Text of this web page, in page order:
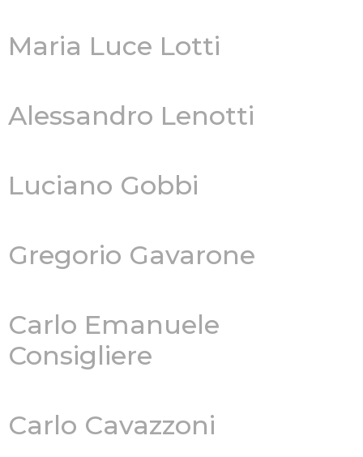
Maria Luce Lotti
Alessandro Lenotti
Luciano Gobbi
Gregorio Gavarone
Carlo Emanuele
Consigliere
Carlo Cavazzoni